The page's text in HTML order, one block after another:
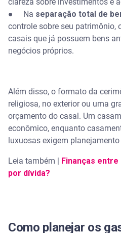
● Na separação total de
controle sobre seu patrimônio,
casais que já possuem bens
negócios próprios.
Além disso, o formato da
religiosa, no exterior ou uma
orçamento do casal. Um
econômico, enquanto
luxuosas exigem
Leia também |
Finanças
por dívida?
Como planejar os